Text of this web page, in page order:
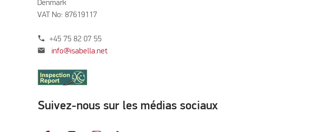
Denmark
VAT No: 87619117
phone +45 75 82 07 55
mail info@isabella.net
Suivez-nous sur les médias sociaux